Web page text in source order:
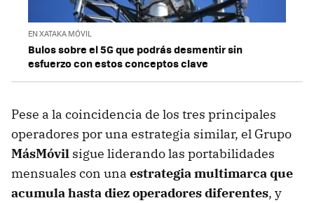
EN XATAKA MÓVIL
Bulos sobre el 5G que podrás desmentir sin
esfuerzo con estos conceptos clave
Pese a la coincidencia de los tres principales
operadores por una estrategia similar, el Grupo
MásMóvil sigue liderando las portabilidades
mensuales con una estrategia multimarca que
acumula hasta diez operadores diferentes, y